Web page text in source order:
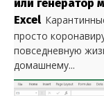
или генератор
Excel
просто
повседневную
домашнему...